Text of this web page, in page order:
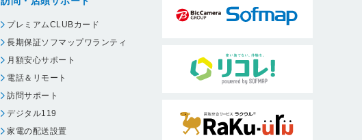
プレミアムCLUBカード
長期保証ソフマップワランティ
月額安心サポート
電話＆リモート
訪問サポート
デジタル119
家電の配送設置